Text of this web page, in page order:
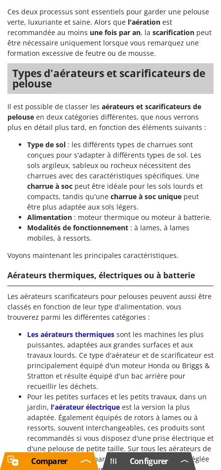
Ces deux processus sont essentiels pour garder une pelouse
verte, luxuriante et saine. Alors que l'aération est
recommandée au moins une fois par an, la scarification peut
être nécessaire uniquement lorsque vous remarquez une
formation excessive de feutre ou de mousse.
Types d'aérateurs et scarificateurs de
pelouse
Il est possible de classer les aérateurs et scarificateurs de
pelouse en deux catégories différentes, que nous verrons
plus en détail plus tard, en fonction des éléments suivants :
Type de sol : les différents types de charrues sont
conçues pour s'adapter à différents types de sol. Les
sols argileux, sableux ou rocheux nécessitent des
charrues avec des caractéristiques spécifiques. Une
charrue à soc peut être idéale pour les sols lourds et
compacts, tandis qu'une charrue à soc unique peut
être plus adaptée aux sols légers.
Alimentation : moteur thermique ou moteur à batterie.
Modalités de fonctionnement : à lames, à lames
mobiles, à ressorts.
Voyons maintenant les principales caractéristiques.
Aérateurs thermiques, électriques ou à batterie
Les aérateurs scarificateurs pour pelouses peuvent aussi être
classés en fonction de leur type d'alimentation. vous
trouverez parmi les différentes catégories :
Les aérateurs thermiques sont les machines les plus
puissantes, adaptées aux grandes surfaces et aux
travaux lourds. Ce type d'aérateur et de scarificateur est
principalement équipé d'un moteur Honda ou Briggs &
Stratton et résulte équipé d'un bac arrière pour
recueillir les déchets.
Pour les petites surfaces et les petits travaux, dans un
jardin, l'aérateur électrique est la version la plus
adaptée. Également équipés de rotors à lames ou à
ressorts, souvent interchangeables, ces produits sont
recommandés si vous disposez d'une prise électrique et
d'une pelouse de petite taille. Sur tous les aérateurs de
pelouse, la hauteur par rapport au sol peut être réglée
Configurer
Comparer